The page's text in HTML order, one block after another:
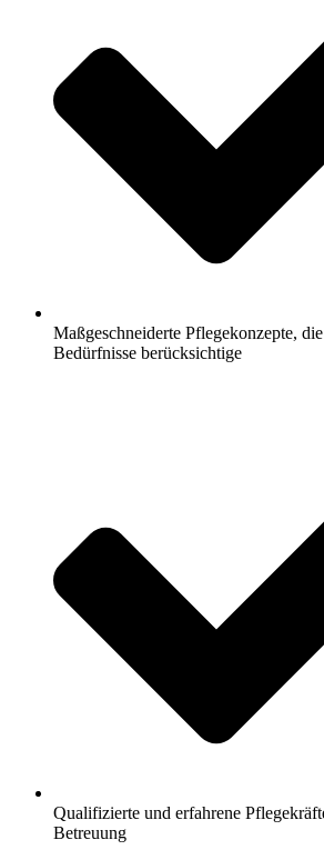
Maßgeschneiderte Pflegekonzepte,
Bedürfnisse berücksichtige
Qualifizierte und erfahrene
Betreuung